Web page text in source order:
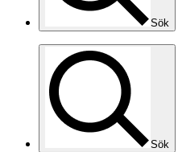
Sök
Sök